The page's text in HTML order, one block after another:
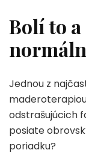
Bolí to
Jednou z
odstrašujúcich
posiate
poriadku?